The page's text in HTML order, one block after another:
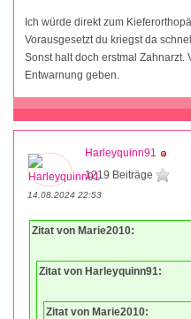
Ich würde direkt zum
Vorausgesetzt du kriegst da
Sonst halt doch erstmal Zahnarzt.
Entwarnung geben.
Harleyquinn91
1219 Beiträge
14.08.2024 22:53
Zitat von Marie2010:
Zitat von Harleyquinn91:
Zitat von Marie2010: